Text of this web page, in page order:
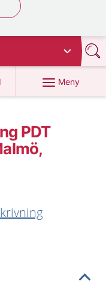
Meny
PDT